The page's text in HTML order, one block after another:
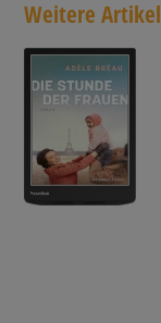
Weitere Artikel